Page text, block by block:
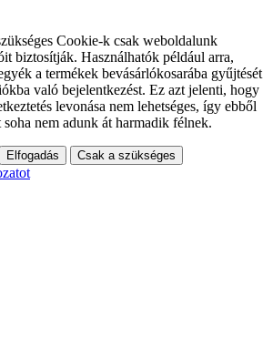
Cookie-k csak weboldalunk
biztosítják. Használhatók például arra,
a termékek bevásárlókosarába gyűjtését
való bejelentkezést. Ez azt jelenti, hogy
levonása nem lehetséges, így ebből
soha nem adunk át harmadik félnek.
Elfogadás Csak a szükséges